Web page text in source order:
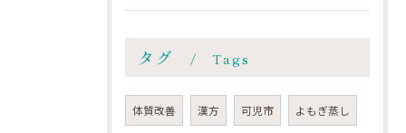
タグ Tags
体質改善 漢方 可児市 よもぎ蒸し